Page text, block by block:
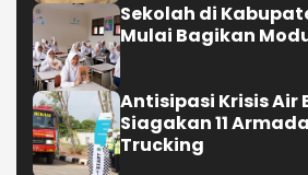
Sekolah di
Mulai Bagikan
Antisipasi Krisis Air
Siagakan 11
Trucking